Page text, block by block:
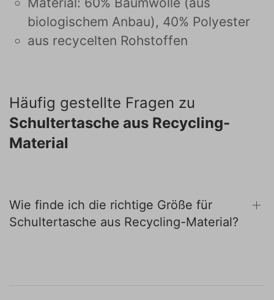
biologischem Anbau), 40% Polyester
aus recycelten Rohstoffen
Häufig gestellte Fragen zu
Schultertasche aus Recycling-
Material
Wie finde ich die richtige Größe für
Schultertasche aus Recycling-Material?